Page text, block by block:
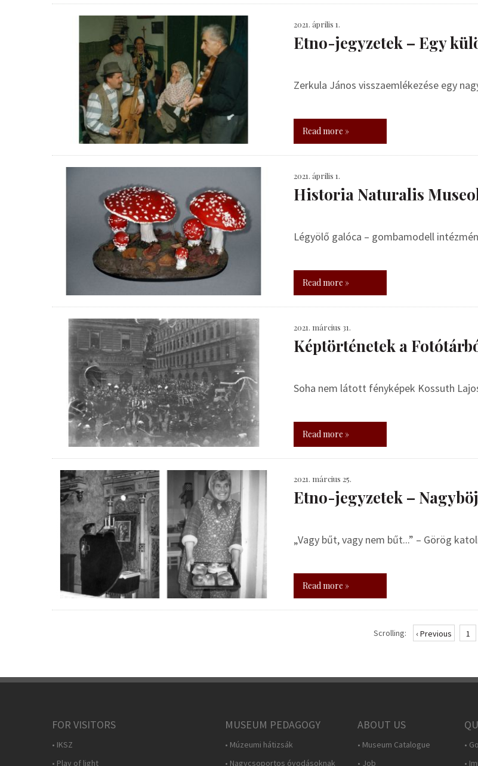
2021. április 1.
Etno-jegyzetek – Egy
Zerkula János visszaemlékezése egy
Read more »
2021. április 1.
Historia Naturalis
Légyölő galóca – gombamodell
Read more »
2021. március 31.
Képtörténetek a
Soha nem látott fényképek Kossuth
Read more »
2021. március 25.
Etno-jegyzetek –
„Vagy bűt, vagy nem bűt...” – Görög
Read more »
Scrolling: ‹ Previous 1
FOR VISITORS
• IKSZ
• Play of light
MUSEUM PEDAGOGY
• Múzeumi hátizsák
• Nagycsoportos óvodásoknak
ABOUT US
• Museum Catalogue
• Job
•
•